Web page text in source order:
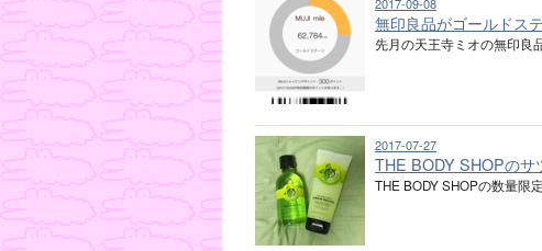
無印良品がゴールドス
先月の天王寺ミオの無印良
2017-07-27
THE BODY SHOPのサ
THE BODY SHOPの数量